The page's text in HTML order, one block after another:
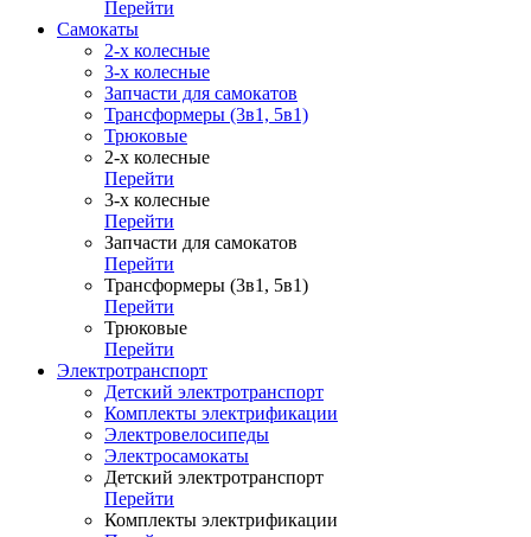
Перейти
Самокаты
2-х колесные
3-х колесные
Запчасти для самокатов
Трансформеры (3в1, 5в1)
Трюковые
2-х колесные
Перейти
3-х колесные
Перейти
Запчасти для самокатов
Перейти
Трансформеры (3в1, 5в1)
Перейти
Трюковые
Перейти
Электротранспорт
Детский электротранспорт
Комплекты электрификации
Электровелосипеды
Электросамокаты
Детский электротранспорт
Перейти
Комплекты электрификации